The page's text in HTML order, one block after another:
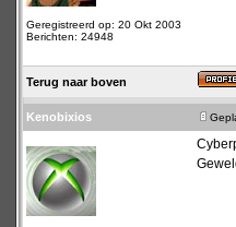
Geregistreerd op: 20 Okt 2003
Berichten: 24948
Terug naar boven
Kenobixios